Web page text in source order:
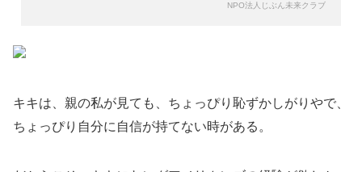
NPO法人じぶん未来クラブ
キキは、親の私が見ても、ちょっぴり恥ずかしがりやで、
ちょっぴり自分に自信が持てない時がある。